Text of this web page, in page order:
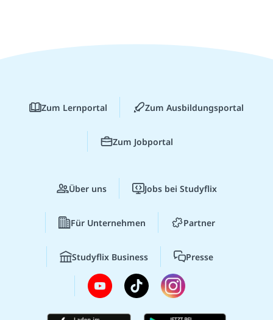
Zum Lernportal Zum Ausbildungsportal
Zum Jobportal
Über uns Jobs bei Studyflix
Für Unternehmen Partner
Studyflix Business Presse